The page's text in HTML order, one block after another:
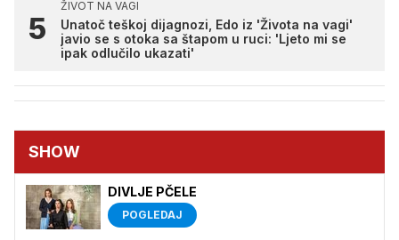
ŽIVOT NA VAGI
Unatoč teškoj dijagnozi, Edo iz 'Života na vagi'
javio se s otoka sa štapom u ruci: 'Ljeto mi se
ipak odlučilo ukazati'
SHOW
DIVLJE PČELE
POGLEDAJ